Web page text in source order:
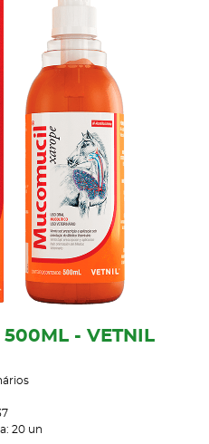
- VETNIL
20 un